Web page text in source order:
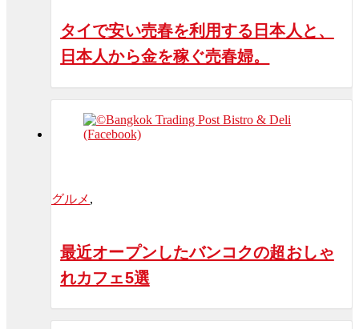
タイで安い売春を利用する日本人と、
日本人から金を稼ぐ売春婦。
グルメ ,
最近オープンしたバンコクの超おしゃ
れカフェ5選